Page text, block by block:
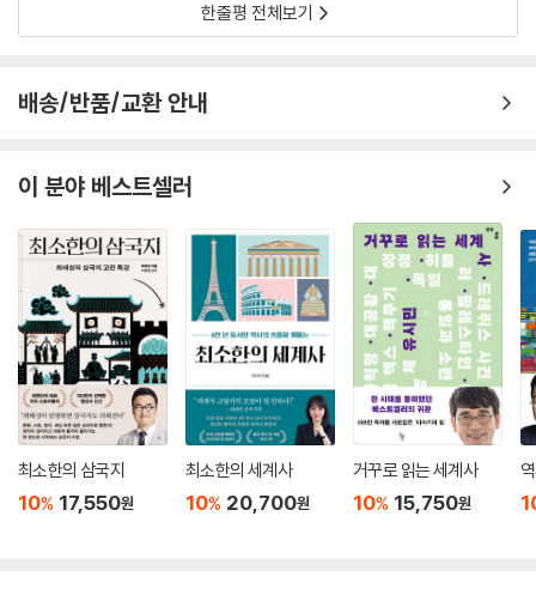
한줄평 전체보기
배송/반품/교환 안내
이 분야 베스트셀러
최소한의 삼국지
10% 17,550원
최소한의 세계사
10% 20,700원
거꾸로 읽는 세계사
10% 15,750원